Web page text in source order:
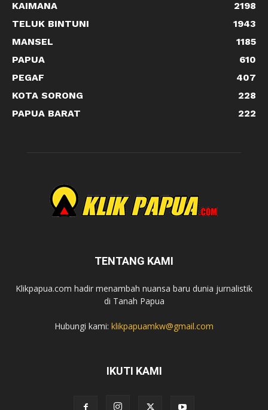
KAIMANA
2198
TELUK BINTUNI
1943
MANSEL
1185
PAPUA
610
PEGAF
407
KOTA SORONG
228
PAPUA BARAT
222
TENTANG KAMI
Klikpapua.com hadir menambah nuansa baru dunia jurnalistik
di Tanah Papua
Hubungi kami: klikpapuamkw@gmail.com
IKUTI KAMI